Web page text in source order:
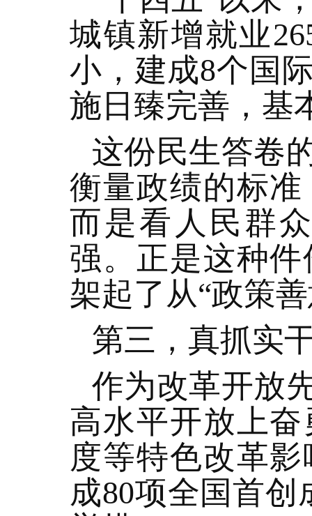
城镇新增就业
小，建成8个国
施日臻完善，基
这份民生答卷
衡量政绩的标
而是看人民群
强。正是这种
架起了从“政策
第三，真抓实
作为改革开放
高水平开放上
度等特色改革
成80项全国首